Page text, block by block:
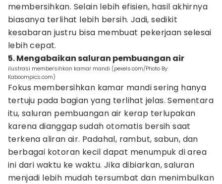
membersihkan. Selain lebih efisien, hasil akhirnya
biasanya terlihat lebih bersih. Jadi, sedikit
kesabaran justru bisa membuat pekerjaan selesai
lebih cepat.
5. Mengabaikan saluran pembuangan air
ilustrasi membersihkan kamar mandi (pexels.com/Photo By:
Kaboompics.com)
Fokus membersihkan kamar mandi sering hanya
tertuju pada bagian yang terlihat jelas. Sementara
itu, saluran pembuangan air kerap terlupakan
karena dianggap sudah otomatis bersih saat
terkena aliran air. Padahal, rambut, sabun, dan
berbagai kotoran kecil dapat menumpuk di area
ini dari waktu ke waktu. Jika dibiarkan, saluran
menjadi lebih mudah tersumbat dan menimbulkan